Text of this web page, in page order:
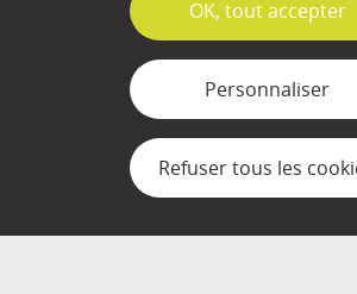
Plan du site
Mentions légales
Gestion des cookies
✓
OK, tout accepter
Personnaliser
Refuser tous les